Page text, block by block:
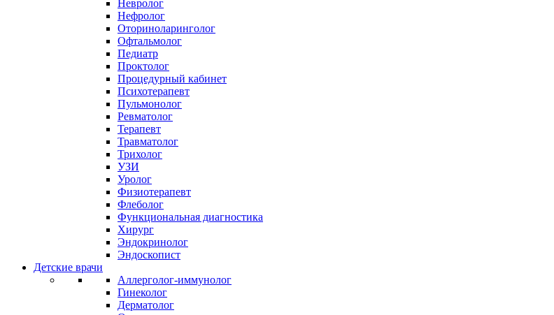
Невролог
Нефролог
Оториноларинголог
Офтальмолог
Педиатр
Проктолог
Процедурный кабинет
Психотерапевт
Пульмонолог
Ревматолог
Терапевт
Травматолог
Трихолог
УЗИ
Уролог
Физиотерапевт
Флеболог
Функциональная диагностика
Хирург
Эндокринолог
Эндоскопист
Детские врачи
Аллерголог-иммунолог
Гинеколог
Дерматолог